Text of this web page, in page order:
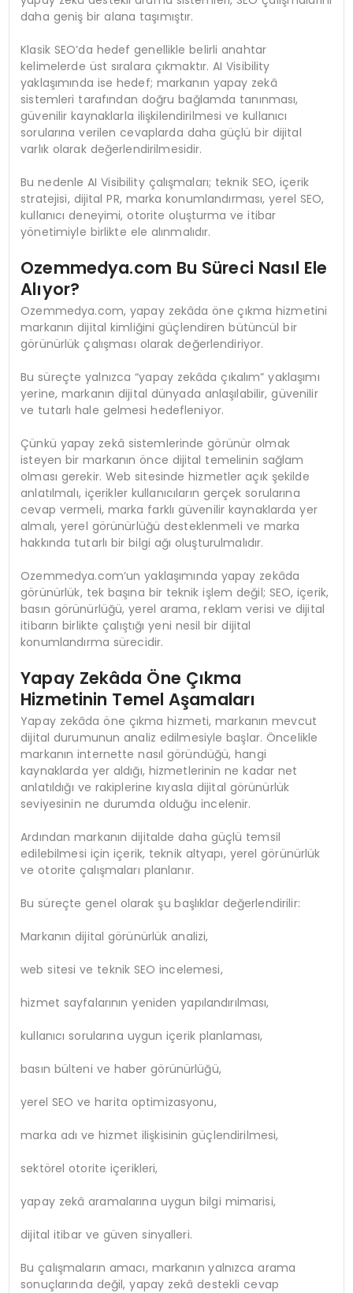
daha geniş bir alana taşımıştır.
Klasik SEO’da hedef genellikle belirli anahtar
kelimelerde üst sıralara çıkmaktır. AI Visibility
yaklaşımında ise hedef; markanın yapay zekâ
sistemleri tarafından doğru bağlamda tanınması,
güvenilir kaynaklarla ilişkilendirilmesi ve kullanıcı
sorularına verilen cevaplarda daha güçlü bir dijital
varlık olarak değerlendirilmesidir.
Bu nedenle AI Visibility çalışmaları; teknik SEO, içerik
stratejisi, dijital PR, marka konumlandırması, yerel SEO,
kullanıcı deneyimi, otorite oluşturma ve itibar
yönetimiyle birlikte ele alınmalıdır.
Ozemmedya.com Bu Süreci Nasıl Ele
Alıyor?
Ozemmedya.com, yapay zekâda öne çıkma hizmetini
markanın dijital kimliğini güçlendiren bütüncül bir
görünürlük çalışması olarak değerlendiriyor.
Bu süreçte yalnızca “yapay zekâda çıkalım” yaklaşımı
yerine, markanın dijital dünyada anlaşılabilir, güvenilir
ve tutarlı hale gelmesi hedefleniyor.
Çünkü yapay zekâ sistemlerinde görünür olmak
isteyen bir markanın önce dijital temelinin sağlam
olması gerekir. Web sitesinde hizmetler açık şekilde
anlatılmalı, içerikler kullanıcıların gerçek sorularına
cevap vermeli, marka farklı güvenilir kaynaklarda yer
almalı, yerel görünürlüğü desteklenmeli ve marka
hakkında tutarlı bir bilgi ağı oluşturulmalıdır.
Ozemmedya.com’un yaklaşımında yapay zekâda
görünürlük, tek başına bir teknik işlem değil; SEO, içerik,
basın görünürlüğü, yerel arama, reklam verisi ve dijital
itibarın birlikte çalıştığı yeni nesil bir dijital
konumlandırma sürecidir.
Yapay Zekâda Öne Çıkma
Hizmetinin Temel Aşamaları
Yapay zekâda öne çıkma hizmeti, markanın mevcut
dijital durumunun analiz edilmesiyle başlar. Öncelikle
markanın internette nasıl göründüğü, hangi
kaynaklarda yer aldığı, hizmetlerinin ne kadar net
anlatıldığı ve rakiplerine kıyasla dijital görünürlük
seviyesinin ne durumda olduğu incelenir.
Ardından markanın dijitalde daha güçlü temsil
edilebilmesi için içerik, teknik altyapı, yerel görünürlük
ve otorite çalışmaları planlanır.
Bu süreçte genel olarak şu başlıklar değerlendirilir:
Markanın dijital görünürlük analizi,
web sitesi ve teknik SEO incelemesi,
hizmet sayfalarının yeniden yapılandırılması,
kullanıcı sorularına uygun içerik planlaması,
basın bülteni ve haber görünürlüğü,
yerel SEO ve harita optimizasyonu,
marka adı ve hizmet ilişkisinin güçlendirilmesi,
sektörel otorite içerikleri,
yapay zekâ aramalarına uygun bilgi mimarisi,
dijital itibar ve güven sinyalleri.
Bu çalışmaların amacı, markanın yalnızca arama
sonuçlarında değil, yapay zekâ destekli cevap